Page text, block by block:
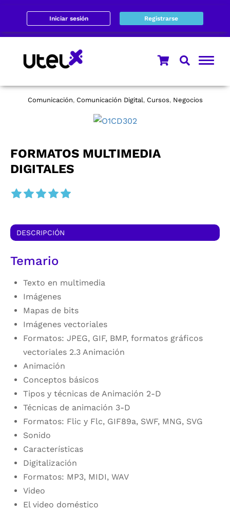
Iniciar sesión Registrarse
Comunicación, Comunicación Digital, Cursos, Negocios
FORMATOS MULTIMEDIA
DIGITALES
DESCRIPCIÓN
Temario
Texto en multimedia
Imágenes
Mapas de bits
Imágenes vectoriales
Formatos: JPEG, GIF, BMP, formatos gráficos
vectoriales 2.3 Animación
Animación
Conceptos básicos
Tipos y técnicas de Animación 2-D
Técnicas de animación 3-D
Formatos: Flic y Flc, GIF89a, SWF, MNG, SVG
Sonido
Características
Digitalización
Formatos: MP3, MIDI, WAV
Video
El video doméstico